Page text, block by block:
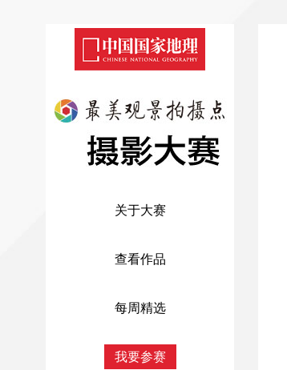
关于大赛
查看作品
每周精选
我要参赛